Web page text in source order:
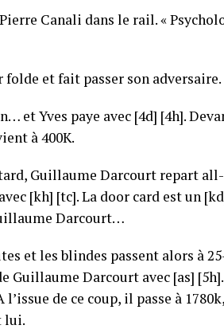
Canali dans le rail. «
folde et fait passer son adversaire.
et Yves paye avec [4d] [4h].
à 400K.
Guillaume Darcourt repart
[kh] [tc]. La door card est un
Darcourt…
et les blindes passent alors à
Guillaume Darcourt avec [as]
de ce coup, il passe à
lui.